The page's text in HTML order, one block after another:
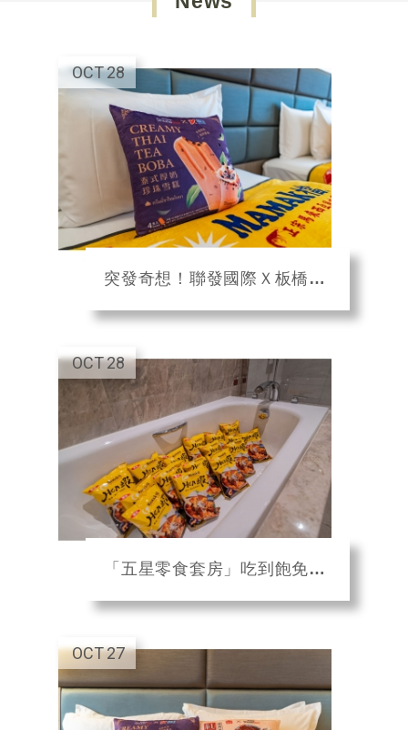
28
OCT
突發奇想！聯發國際Ｘ板橋凱撒 吃零食免費住五星主題房
28
OCT
「五星零食套房」吃到飽免費住！聯發國際×板橋凱撒飯店打造獨家房型
27
OCT